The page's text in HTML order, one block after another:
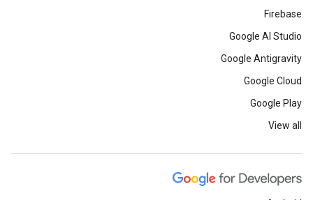
Firebase
Google AI Studio
Google Antigravity
Google Cloud
Google Play
View all